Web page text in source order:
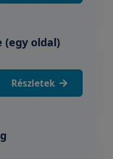
(egy oldal)
Részletek